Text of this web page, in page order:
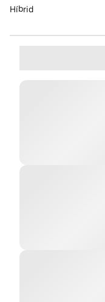
Híbrid